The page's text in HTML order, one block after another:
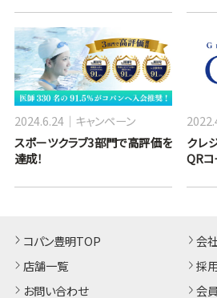
スポーツクラブ3部門で高評価を
達成！
2024.6.24
キャンペーン
クレ
QRコ
コパン豊明TOP
店舗一覧
お問い合わせ
会
採
会